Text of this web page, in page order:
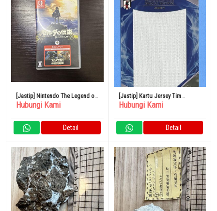
[Jastip] Nintendo The Legend of
Zelda Breath + Ekstrak
Hubungi Kami
Detail
[Jastip] Kartu Jersey Tim
Nasional Sepak Bola Jepang FC
Hubungi Kami
Detail